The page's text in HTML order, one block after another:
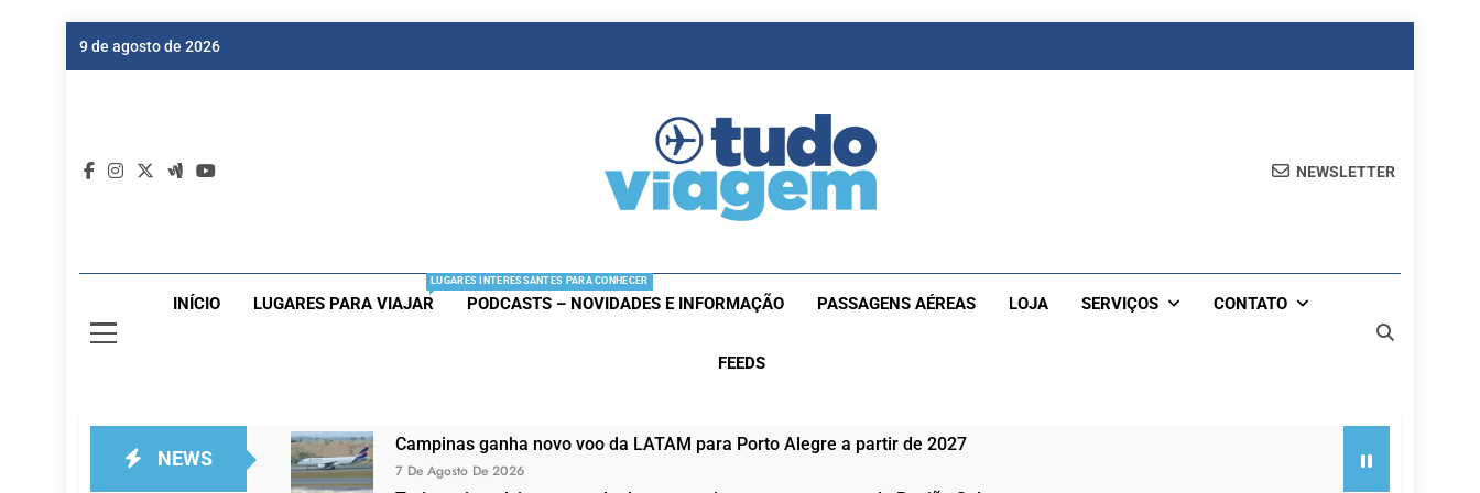
9 de agosto de 2026
NEWSLETTER
INÍCIO LUGARES PARA VIAJAR
LUGARES INTERESSANTES PARA CONHECER
PODCASTS – NOVIDADES E INFORMAÇÃO PASSAGENS AÉREAS LOJA SERVIÇOS CONTATO
FEEDS
NEWS
Campinas ganha novo voo da LATAM para Porto Alegre a partir de 2027
7 De Agosto De 2026